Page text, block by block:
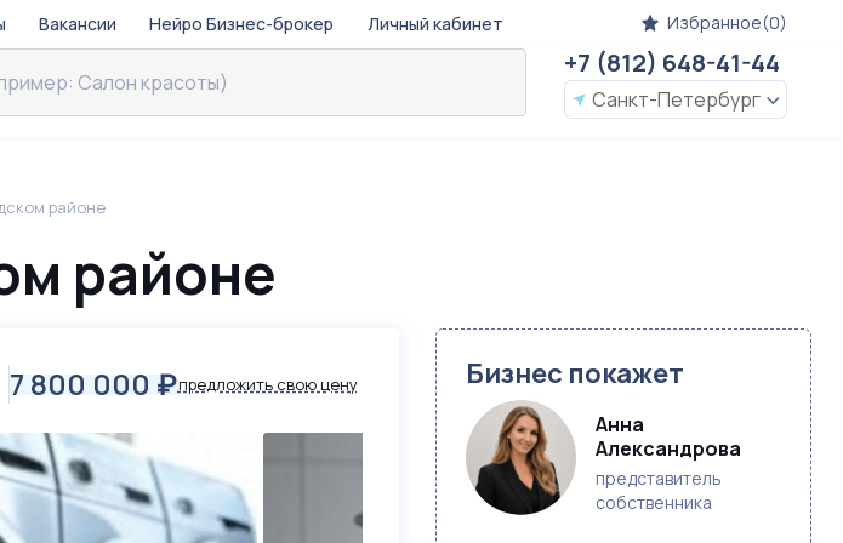
Вакансии Нейро Бизнес-брокер Личный кабинет Избранное(0)
+7 (812) 648-41-44
Санкт-Петербург
районе
районе
7 800 000 ₽предложить свою цену Бизнес покажет
Анна
Александрова
представитель
собственника